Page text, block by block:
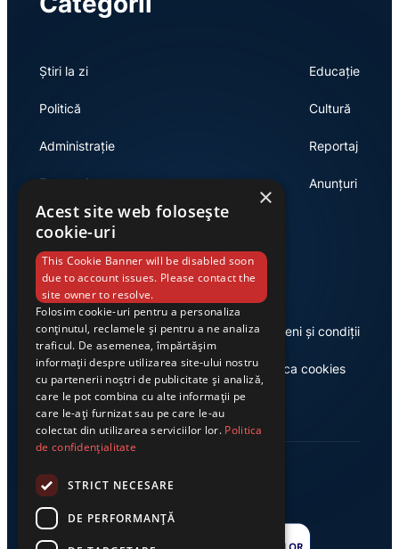
Știri la zi
Politică
Administrație
Economie
Educație
Cultură
Reportaj
Anunțuri
Link-uri utile
Despre noi
Casa de editură Exclusiv
Termeni și condiții
Politica cookies
×
Acest site web folosește
cookie-uri
This Cookie Banner will be disabled soon
due to account issues. Please contact the
site owner to resolve.
Folosim cookie-uri pentru a personaliza
conținutul, reclamele și pentru a ne analiza
traficul. De asemenea, împărtășim
informații despre utilizarea site-ului nostru
cu partenerii noștri de publicitate și analiză,
care le pot combina cu alte informații pe
care le-ați furnizat sau pe care le-au
colectat din utilizarea serviciilor lor. Politica
de confidențialitate
STRICT NECESARE
DE PERFORMANȚĂ